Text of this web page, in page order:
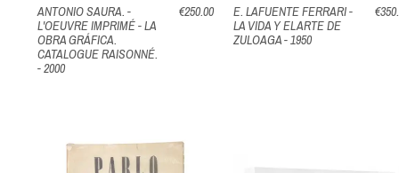
ANTONIO SAURA. -
L'OEUVRE IMPRIMÉ - LA
OBRA GRÁFICA.
CATALOGUE RAISONNÉ.
- 2000
€250.00
E. LAFUENTE FERRARI -
LA VIDA Y EL ARTE DE
ZULOAGA - 1950